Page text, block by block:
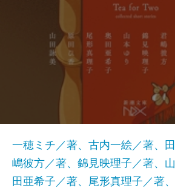
一穂ミチ／著、古内一絵／著、
嶋彼方／著、錦見映理子／著、
田亜希子／著、尾形真理子／著